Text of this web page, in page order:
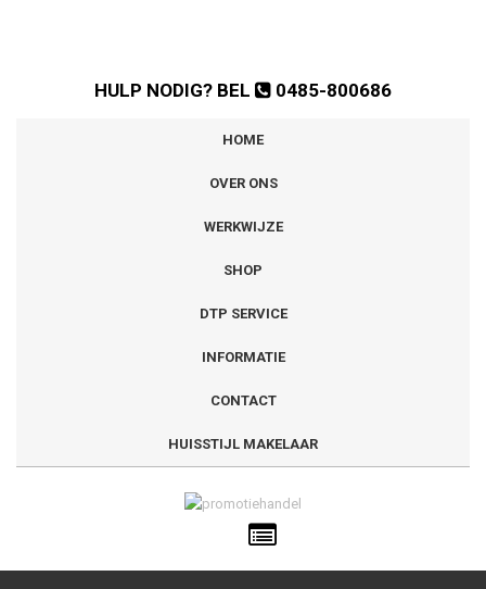
HULP NODIG? BEL 0485-800686
HOME
OVER ONS
WERKWIJZE
SHOP
DTP SERVICE
INFORMATIE
CONTACT
HUISSTIJL MAKELAAR